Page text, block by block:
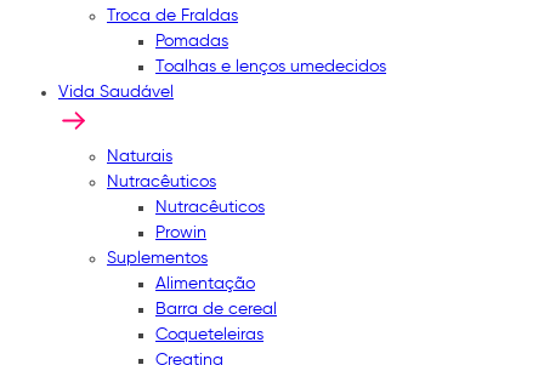
Troca de Fraldas
Pomadas
Toalhas e lenços umedecidos
Vida Saudável
Naturais
Nutracêuticos
Nutracêuticos
Prowin
Suplementos
Alimentação
Barra de cereal
Coqueteleiras
Creatina